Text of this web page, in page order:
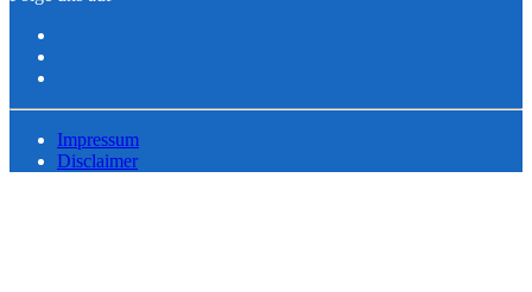
Impressum
Disclaimer